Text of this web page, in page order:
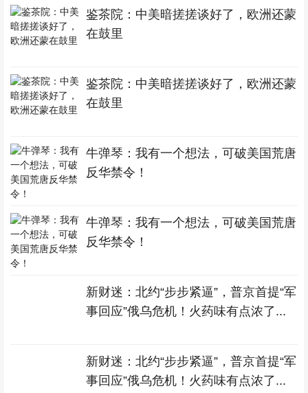
鉴茶院：中美暗搓搓谈好了，欧洲还蒙
在鼓里
鉴茶院：中美暗搓搓谈好了，欧洲还蒙
在鼓里
牛弹琴：我有一个想法，可破美国荒唐
反华禁令！
牛弹琴：我有一个想法，可破美国荒唐
反华禁令！
新财迷：北约“步步紧逼”，普京首提“军
事回应”俄乌危机！火药味有点浓了...
新财迷：北约“步步紧逼”，普京首提“军
事回应”俄乌危机！火药味有点浓了...